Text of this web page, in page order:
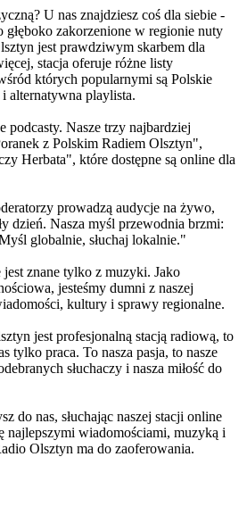
U nas znajdziesz coś dla siebie -
zakorzenione w regionie nuty
jest prawdziwym skarbem dla
stacja oferuje różne listy
których popularnymi są Polskie
alternatywna playlista.
podcasty. Nasze trzy najbardziej
z Polskim Radiem Olsztyn",
Herbata", które dostępne są online dla
prowadzą audycje na żywo,
dzień. Nasza myśl przewodnia brzmi:
globalnie, słuchaj lokalnie."
znane tylko z muzyki. Jako
jesteśmy dumni z naszej
kultury i sprawy regionalne.
jest profesjonalną stacją radiową, to
tylko praca. To nasza pasja, to nasze
słuchaczy i nasza miłość do
do nas, słuchając naszej stacji online
najlepszymi wiadomościami, muzyką i
Olsztyn ma do zaoferowania.